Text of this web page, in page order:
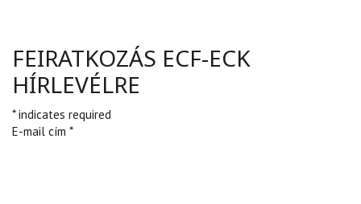
FEIRATKOZÁS ECF-ECK
HÍRLEVÉLRE
* indicates required
E-mail cím *